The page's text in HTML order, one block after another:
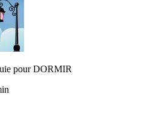
pour DORMIR